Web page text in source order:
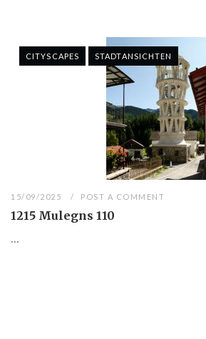
CITYSCAPES STADTANSICHTEN
15/09/2025 POST A COMMENT
1215 Mulegns 110
...